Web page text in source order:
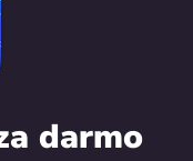
darmo